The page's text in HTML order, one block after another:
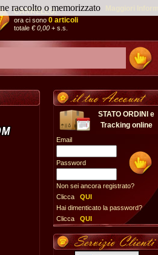
CARRELLO:
ora ci sono 0 articoli
totale € 0,00 + s.s.
STATO ORDINI e
Tracking online
Email
Password
Non sei ancora registrato?
Clicca
QUI
Hai dimenticato la password?
Clicca
QUI
raccolto o memorizzato